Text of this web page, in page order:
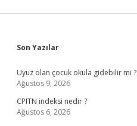
Sidebar
Son Yazılar
Uyuz olan çocuk okula gidebilir mi ?
Ağustos 9, 2026
CPITN indeksi nedir ?
Ağustos 6, 2026